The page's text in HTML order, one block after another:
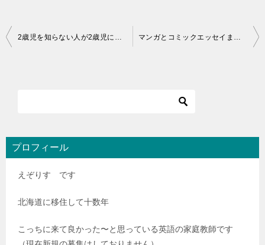
投
シ
2歳児を知らない人が2歳児に何かを要請しちゃいけないよねという話 マンガとコミックエッセイまとめ
プロフィール
えぞりす です
北海道に移住して十数年
こっちに来て良かった〜と思っている英語の家庭教師です